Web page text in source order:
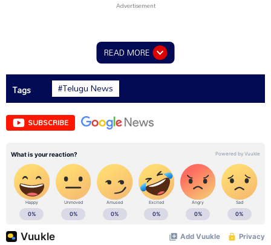
READ MORE
Tags #Telugu News
SUBSCRIBE